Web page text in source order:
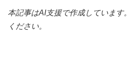
本記事はAI支援で作成しています
ください。